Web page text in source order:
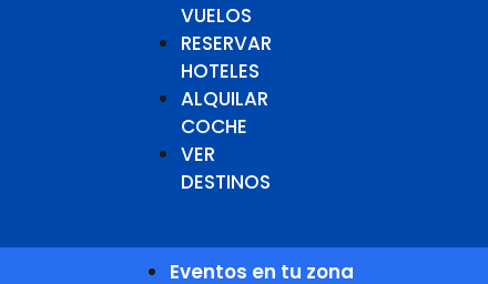
VUELOS
RESERVAR
HOTELES
ALQUILAR
COCHE
VER
DESTINOS
Eventos en tu zona